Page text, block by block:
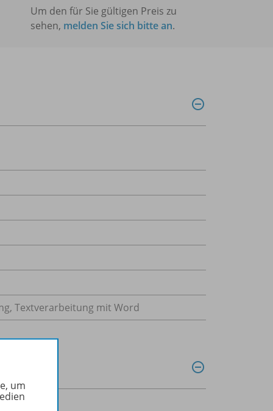
Um den für Sie gültigen Preis zu
sehen, melden Sie sich bitte an.
Textverarbeitung mit Word
um